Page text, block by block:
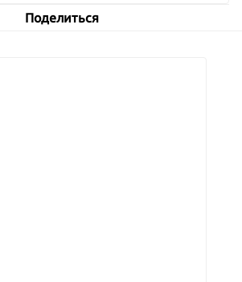
Поделиться